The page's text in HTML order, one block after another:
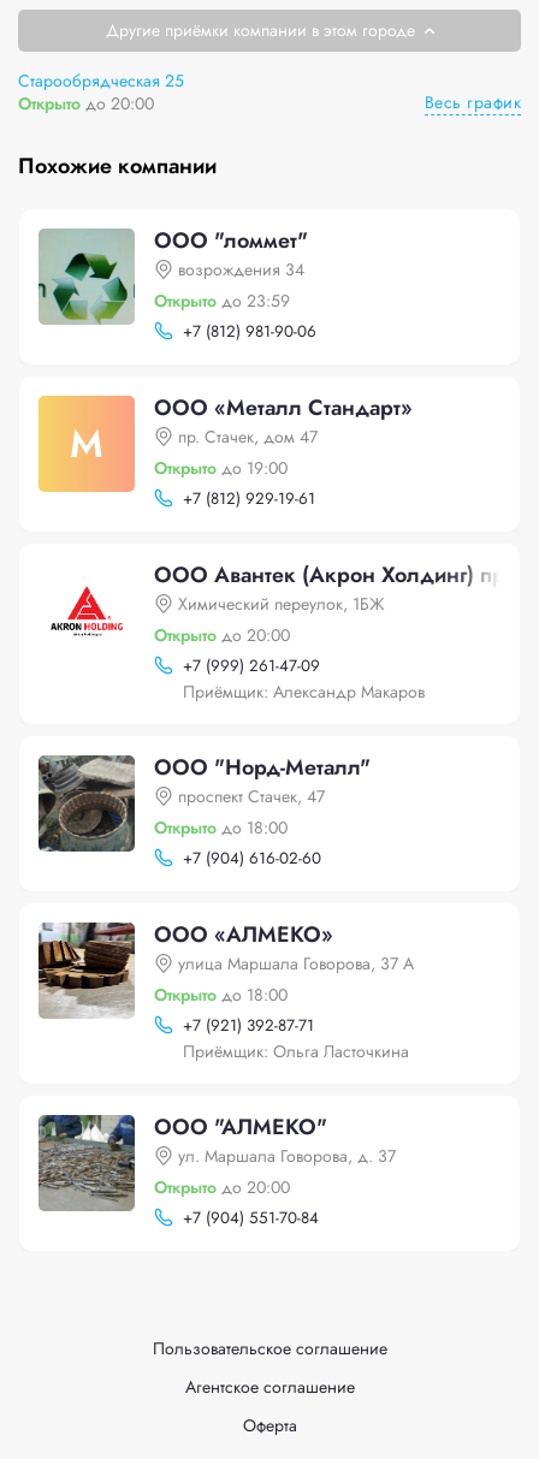
Другие приёмки компании в этом городе
Старообрядческая 25
Открыто до 20:00 Весь график
Похожие компании
ООО "ломмет"
возрождения 34
Открыто до 23:59
+7 (812) 981-90-06
М
ООО «Металл Стандарт»
пр. Стачек, дом 47
Открыто до 19:00
+7 (812) 929-19-61
ООО Авантек (Акрон Холдинг)
Химический переулок, 1БЖ
Открыто до 20:00
+7 (999) 261-47-09
Приёмщик: Александр Макаров
ООО "Норд-Металл"
проспект Стачек, 47
Открыто до 18:00
+7 (904) 616-02-60
ООО «АЛМЕКО»
улица Маршала Говорова, 37 А
Открыто до 18:00
+7 (921) 392-87-71
Приёмщик: Ольга Ласточкина
ООО "АЛМЕКО"
ул. Маршала Говорова, д. 37
Открыто до 20:00
+7 (904) 551-70-84
Пользовательское соглашение
Агентское соглашение
Оферта